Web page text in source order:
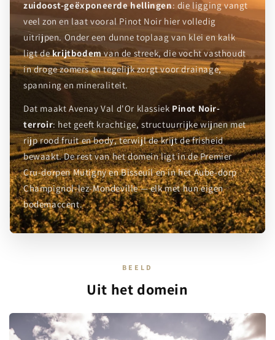
zuidoost-geëxponeerde hellingen: die ligging vangt
veel zon en laat vooral Pinot Noir hier volledig
uitrijpen. Onder een dunne toplaag van klei en kalk
ligt dekrijtbodemvan de streek, die vocht vasthoudt
in droge zomers en tegelijk zorgt voor drainage,
spanning en mineraliteit.
Dat maakt Avenay Val d'Or klassiek Pinot Noir-
terroir: het geeft krachtige, structuurrijke wijnen met
rijp rood fruit en body, terwijl de krijt de frisheid
bewaakt. De rest van het domein ligt in de Premier
Cru-dorpen Mutigny en Bisseuil en in het Aube-dorp
Champignol-lez-Mondeville — elk met hun eigen
bodemaccent.
BEELD
Uit het domein